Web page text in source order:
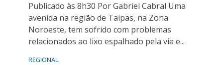
Publicado às 8h30 Por Gabriel Cabral Uma
avenida na região de Taipas, na Zona
Noroeste, tem sofrido com problemas
relacionados ao lixo espalhado pela via e...
REGIONAL